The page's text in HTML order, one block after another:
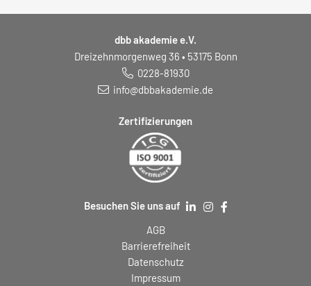
dbb akademie e.V.
Dreizehnmorgenweg 36 • 53175 Bonn
0228-81930
info@dbbakademie.de
Zertifizierungen
Besuchen Sie uns auf
AGB
Barrierefreiheit
Datenschutz
Impressum